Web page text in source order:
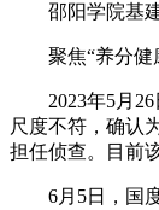
邵阳学院基建
聚焦“养分健康
2023年5月26
尺度不符，确认
担任侦查。目前
6月5日，国度